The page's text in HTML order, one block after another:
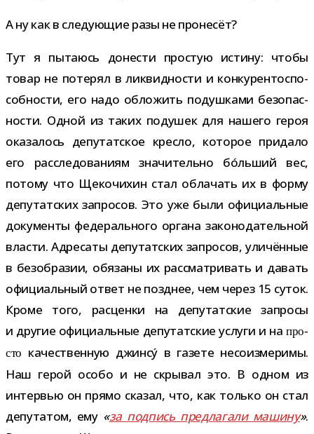
А ну как в сле­ду­ю­щие разы не пронесёт?
Тут я пыта­юсь доне­сти про­стую истину: чтобы
товар не поте­рял в лик­вид­но­сти и кон­ку­рен­то­спо­
соб­но­сти, его надо обло­жить подуш­ками без­опас­
но­сти. Одной из таких поду­шек для нашего героя
ока­за­лось депу­тат­ское кресло, кото­рое при­дало
его рас­сле­до­ва­ниям зна­чи­тельно бóль­ший вес,
потому что Щекочихин стал обла­чать их в форму
депу­тат­ских запро­сов. Это уже были офи­ци­аль­ные
доку­менты феде­раль­ного органа зако­но­да­тель­ной
вла­сти. Адресаты депу­тат­ских запро­сов, ули­чён­ные
в без­об­ра­зии, обя­заны их рас­смат­ри­вать и давать
офи­ци­аль­ный ответ не позд­нее, чем через 15 суток.
Кроме того, рас­ценки на депу­тат­ские запросы
и дру­гие офи­ци­аль­ные депу­тат­ские услуги и напро­
сто каче­ствен­ную джинсý в газете несо­из­ме­римы.
Наш герой особо и не скры­вал это. В одном из
интер­вью он прямо ска­зал, что, как только он стал
депу­та­том, ему «за под­пись пред­ла­гали машину».